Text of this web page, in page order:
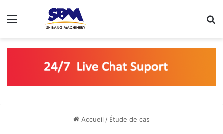
Accueil / Étude de cas